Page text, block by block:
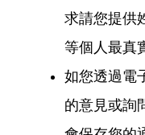
求請您提供
等個人最真
如您透過電
的意見或詢